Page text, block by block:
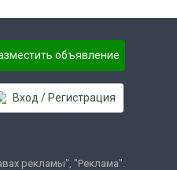
объявление
Вход / Регистрация
рекламы", "Реклама".